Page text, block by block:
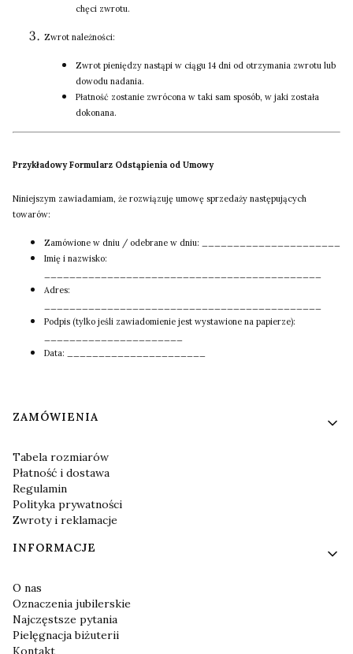
chęci zwrotu.
Zwrot należności:
Zwrot pieniędzy nastąpi w ciągu 14 dni od otrzymania zwrotu lub
dowodu nadania.
Płatność zostanie zwrócona w taki sam sposób, w jaki została
dokonana.
Przykładowy Formularz Odstąpienia od Umowy
Niniejszym zawiadamiam, że rozwiązuję umowę sprzedaży następujących
towarów:
Zamówione w dniu / odebrane w dniu: ______________________
Imię i nazwisko:
Adres:
Podpis (tylko jeśli zawiadomienie jest wystawione na papierze):
Data: ______________________
Linki w stopce
ZAMÓWIENIA
Tabela rozmiarów
Płatność i dostawa
Regulamin
Polityka prywatności
Zwroty i reklamacje
INFORMACJE
O nas
Oznaczenia jubilerskie
Najczęstsze pytania
Pielęgnacja biżuterii
Kontakt